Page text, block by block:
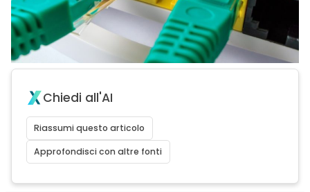
Chiedi all'AI
Riassumi questo articolo
Approfondisci con altre fonti